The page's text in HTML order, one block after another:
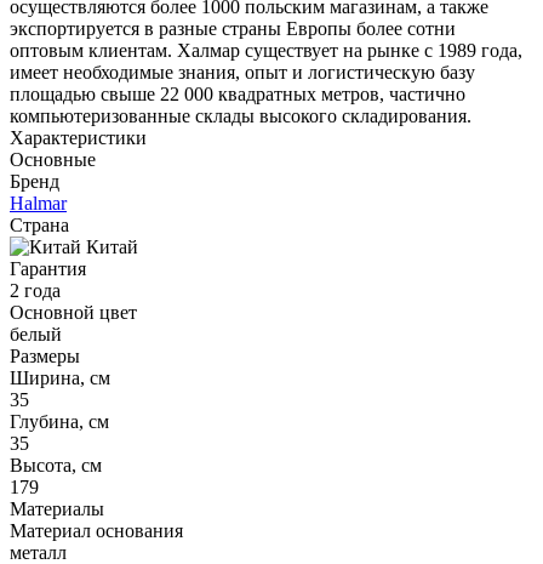
осуществляются более 1000 польским магазинам, а также
экспортируется в разные страны Европы более сотни
оптовым клиентам. Халмар существует на рынке с 1989 года,
имеет необходимые знания, опыт и логистическую базу
площадью свыше 22 000 квадратных метров, частично
компьютеризованные склады высокого складирования.
Характеристики
Основные
Бренд
Halmar
Страна
Китай
Гарантия
2 года
Основной цвет
белый
Размеры
Ширина, см
35
Глубина, см
35
Высота, см
179
Материалы
Материал основания
металл